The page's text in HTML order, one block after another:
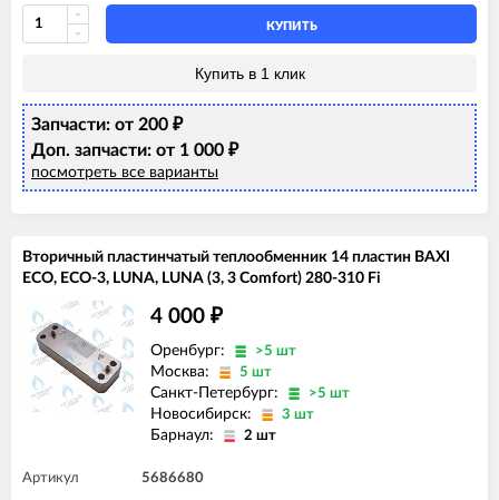
КУПИТЬ
Купить в 1 клик
Запчасти: от 200 ₽
Доп. запчасти: от 1 000 ₽
посмотреть все варианты
Вторичный пластинчатый теплообменник 14 пластин BAXI
ECO, ECO-3, LUNA, LUNA (3, 3 Comfort) 280-310 Fi
4 000 ₽
Оренбург: >5 шт
Москва: 5 шт
Санкт-Петербург: >5 шт
Новосибирск: 3 шт
Барнаул: 2 шт
Артикул 5686680